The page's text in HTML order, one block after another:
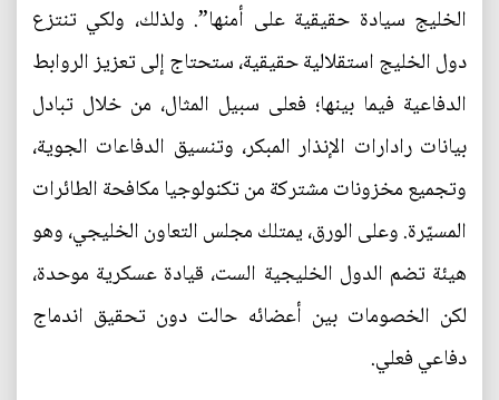
الخليج سيادة حقيقية على أمنها”. ولذلك، ولكي تنتزع
دول الخليج استقلالية حقيقية، ستحتاج إلى تعزيز الروابط
الدفاعية فيما بينها؛ فعلى سبيل المثال، من خلال تبادل
بيانات رادارات الإنذار المبكر، وتنسيق الدفاعات الجوية،
وتجميع مخزونات مشتركة من تكنولوجيا مكافحة الطائرات
المسيّرة. وعلى الورق، يمتلك مجلس التعاون الخليجي، وهو
هيئة تضم الدول الخليجية الست، قيادة عسكرية موحدة،
لكن الخصومات بين أعضائه حالت دون تحقيق اندماج
دفاعي فعلي.